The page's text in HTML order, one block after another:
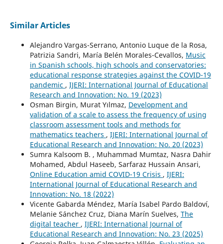
Similar Articles
Alejandro Vargas-Serrano, Antonio Luque de la Rosa,
Patrizia Sandri, María Belén Morales-Cevallos, Music
in Spanish schools, high schools and conservatories:
educational response strategies against the COVID-19
pandemic , IJERI: International Journal of Educational
Research and Innovation: No. 19 (2023)
Osman Birgin, Murat Yılmaz, Development and
validation of a scale to assess the frequency of using
classroom assessment tools and methods for
mathematics teachers , IJERI: International Journal of
Educational Research and Innovation: No. 20 (2023)
Sumra Kalsoom B. , Muhammad Mumtaz, Nasra Dahir
Mohamed, Abdul Haseeb, Sarfaraz Hussain Ansari,
Online Education amid COVID-19 Crisis , IJERI:
International Journal of Educational Research and
Innovation: No. 18 (2022)
Vicente Gabarda Méndez, María Isabel Pardo Baldoví,
Melanie Sánchez Cruz, Diana Marín Suelves, The
digital teacher , IJERI: International Journal of
Educational Research and Innovation: No. 23 (2025)